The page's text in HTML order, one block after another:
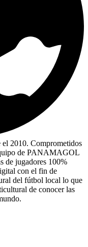
2010. Comprometidos
de PANAMAGOL
de jugadores 100%
con el fin de
del fútbol local lo que
de conocer las